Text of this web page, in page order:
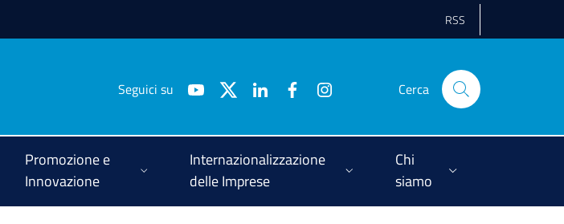
RSS
Seguici su Cerca
Promozione e
Innovazione
Internazionalizzazione
delle Imprese
Chi
siamo